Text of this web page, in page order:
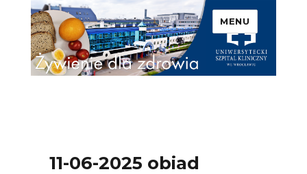
Uniwersytecki Szpital
Kliniczny we Wrocławiu –
Żywienie dla zdrowia
MENU
11-06-2025 obiad